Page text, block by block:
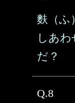
麩（ふ
しあ
だ？
Q.8